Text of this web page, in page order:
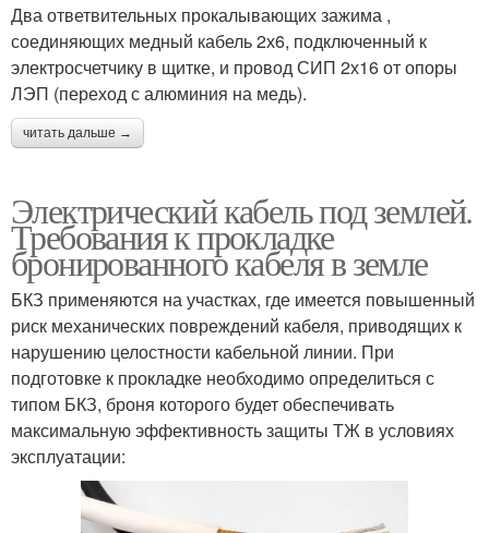
Два ответвительных прокалывающих зажима ,
соединяющих медный кабель 2х6, подключенный к
электросчетчику в щитке, и провод СИП 2х16 от опоры
ЛЭП (переход с алюминия на медь).
читать дальше →
Электрический кабель под землей.
Требования к прокладке
бронированного кабеля в земле
БКЗ применяются на участках, где имеется повышенный
риск механических повреждений кабеля, приводящих к
нарушению целостности кабельной линии. При
подготовке к прокладке необходимо определиться с
типом БКЗ, броня которого будет обеспечивать
максимальную эффективность защиты ТЖ в условиях
эксплуатации: